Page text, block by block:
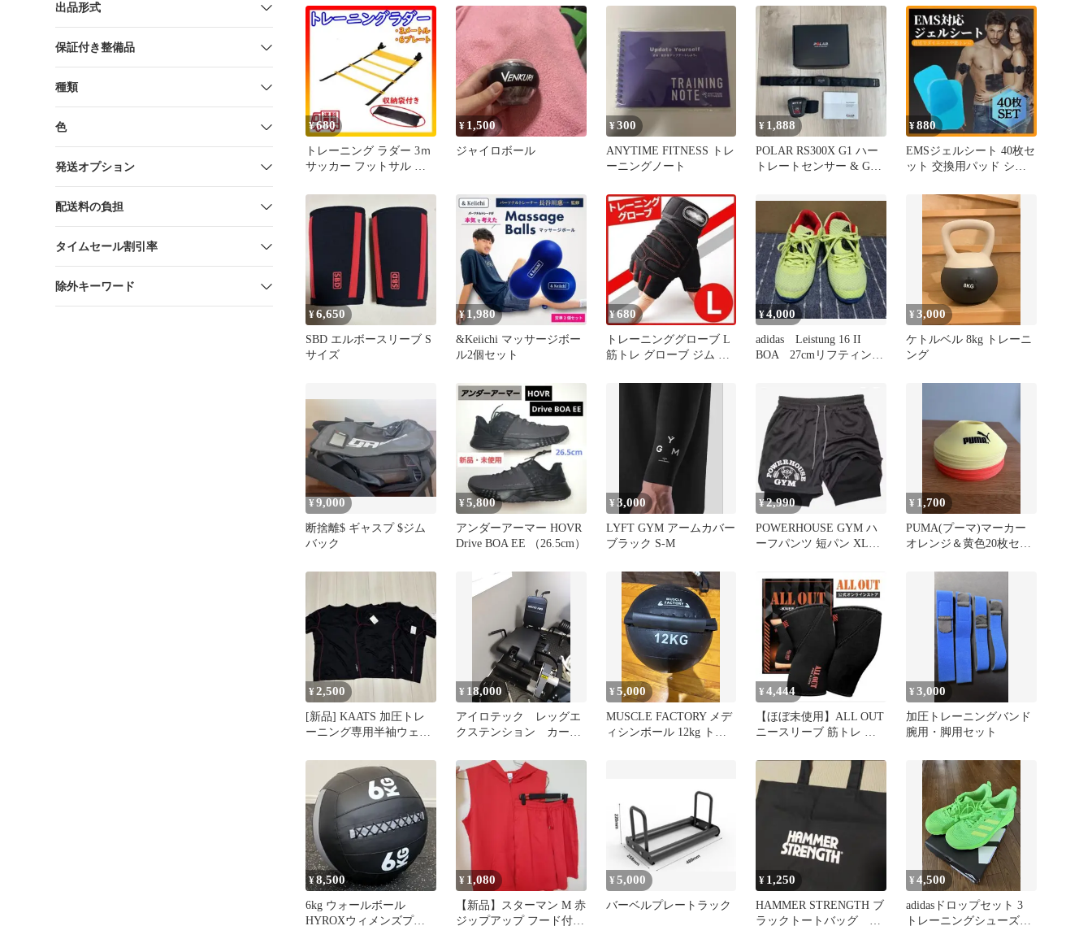
出品形式
保証付き整備品
種類
色
発送オプション
配送料の負担
タイムセール割引率
除外キーワード
ター
¥680
トレーニング ラダー 3ｍ
サッカー フットサル 陸
¥ 1,500
ジャイロボール
¥300
ANYTIME FITNESS トレ
ーニングノート
¥ 1,888
POLAR RS300X G1 ハー
トレートセンサー & GPS
¥880
EMSジェルシート 40枚セ
ット 交換用パッド シッ
¥6,650
SBD エルボースリーブ S
サイズ
¥1,980
&Keiichi マッサージボー
ル2個セット
¥680
トレーニンググローブ L
筋トレ グローブ ジム リ
¥4,000
adidas Leistung 16 II
BOA 27cmリフティング
¥3,000
ケトルベル 8kg トレーニ
ング
¥9,000
断捨離$ ギャスプ $ジム
バック
¥5,800
アンダーアーマー HOVR
Drive BOA EE （26.5cm）
¥3,000
LYFT GYM アームカバー
ブラック S-M
¥2,990
POWERHOUSE GYM ハ
ーフパンツ 短パン XLチ
¥ 1,700
PUMA(プーマ)マーカー
オレンジ＆黄色20枚セッ
¥2,500
[新品] KAATS 加圧トレ
ーニング専用半袖ウェ
¥ 18,000
アイロテック レッグエ
クステンション カー
マシン
¥5,000
MUSCLE FACTORY メデ
ィシンボール 12kg トレ
¥ 4,444
【ほぼ未使用】ALL OUT
ニースリーブ 筋トレ ス
¥3,000
加圧トレーニングバンド
腕用・脚用セット
¥8,500
6kg ウォールボール
HYROXウィメンズプロ/
¥ 1,080
【新品】スターマン M 赤
ジップアップ フード付き
¥5,000
バーベルプレートラック
¥ 1,250
HAMMER STRENGTH ブ
ラックトートバッグ 非
¥4,500
adidasドロップセット 3
トレーニングシューズ